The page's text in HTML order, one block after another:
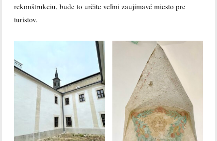
rekonštrukciu, bude to určite veľmi zaujímavé miesto pre
turistov.